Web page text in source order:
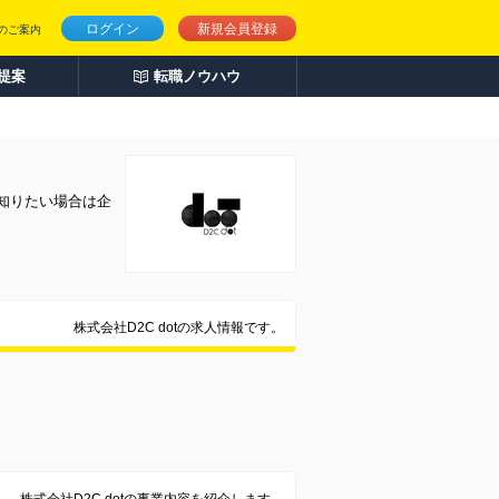
ログイン 新規会員登録
ご案内
案 転職ノウハウ
りたい場合は企
株式会社D2C dotの求人情報です。